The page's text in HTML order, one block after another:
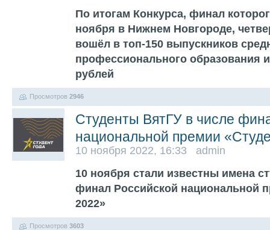
По итогам Конкурса, финал
ноября в Нижнем Новгороде,
вошёл в топ-150 выпускников
профессионального образования
рублей
Просмотров 2946
Студенты ВятГУ в числе
национальной премии
10 ноября 2022, 16:33 admin
10 ноября стали известны имена
финал Российской национальной
2022»
Просмотров 3603